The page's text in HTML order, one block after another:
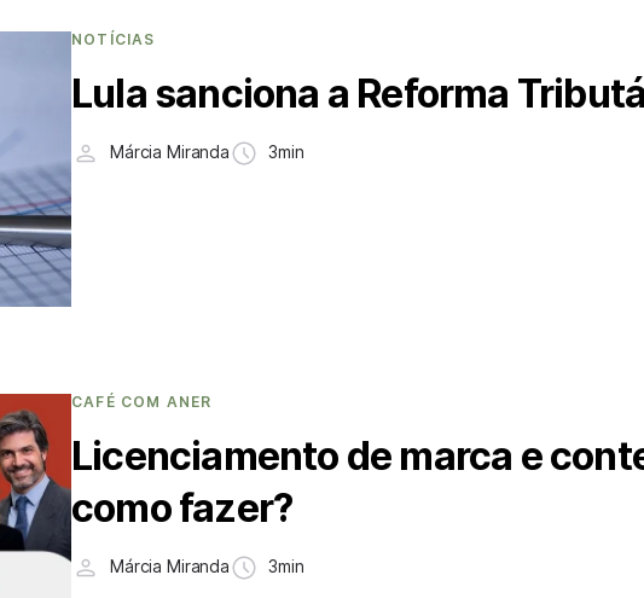
NOTÍCIAS
Lula sanciona a Reforma
Márcia Miranda 3min
CAFÉ COM ANER
Licenciamento de marca e
como fazer?
Márcia Miranda 3min